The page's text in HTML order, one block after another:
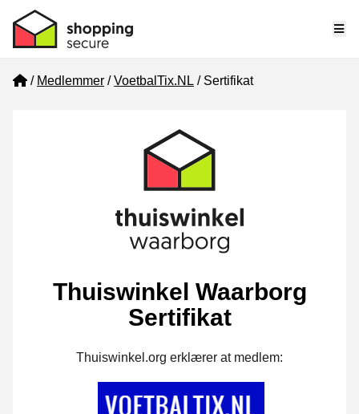
Home
Medlemmer VoetbalTix.NL Sertifikat
Thuiswinkel Waarborg
Sertifikat
Thuiswinkel.org erklærer at medlem: